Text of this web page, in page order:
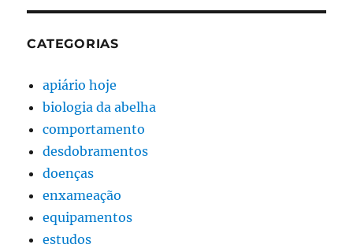
CATEGORIAS
apiário hoje
biologia da abelha
comportamento
desdobramentos
doenças
enxameação
equipamentos
estudos